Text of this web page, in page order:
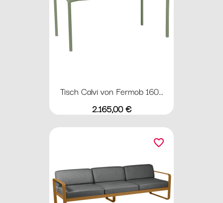
Tisch Calvi von Fermob 160...
Preis
2.165,00 €
favorite_border